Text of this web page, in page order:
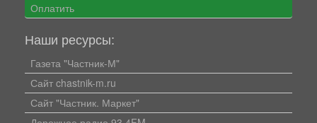
Оплатить
Наши ресурсы:
Газета "Частник-М"
Сайт chastnik-m.ru
Сайт "Частник. Маркет"